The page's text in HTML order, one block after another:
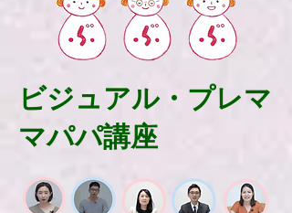
​ビジュアル・プレマ
マパパ講座